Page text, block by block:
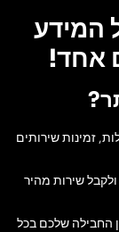
המידע
אחד!
זמינות שירותים
שירות מהיר
החבילה שלכם בכל